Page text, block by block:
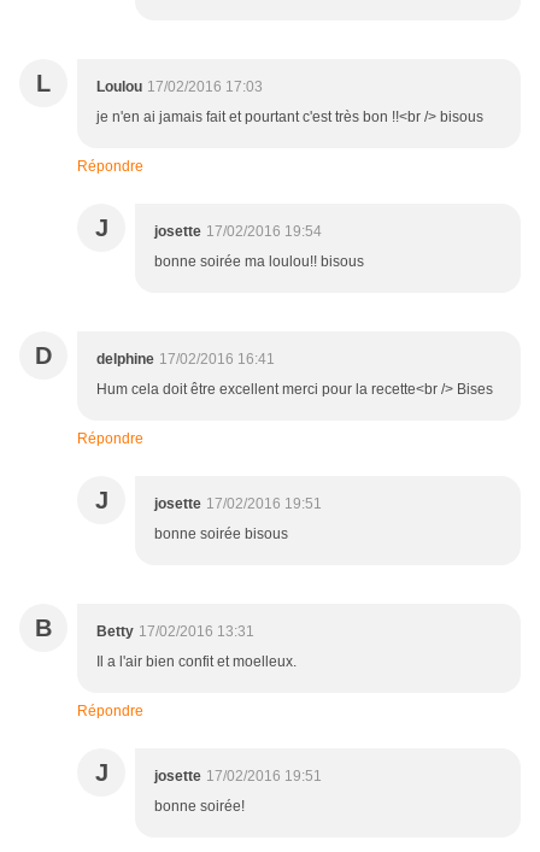
L Loulou 17/02/2016 17:03
je n'en ai jamais fait et pourtant c'est très bon !!<br /> bisous
Répondre
J josette 17/02/2016 19:54
bonne soirée ma loulou!! bisous
D delphine 17/02/2016 16:41
Hum cela doit être excellent merci pour la recette<br /> Bises
Répondre
J josette 17/02/2016 19:51
bonne soirée bisous
B Betty 17/02/2016 13:31
Il a l'air bien confit et moelleux.
Répondre
J josette 17/02/2016 19:51
bonne soirée!